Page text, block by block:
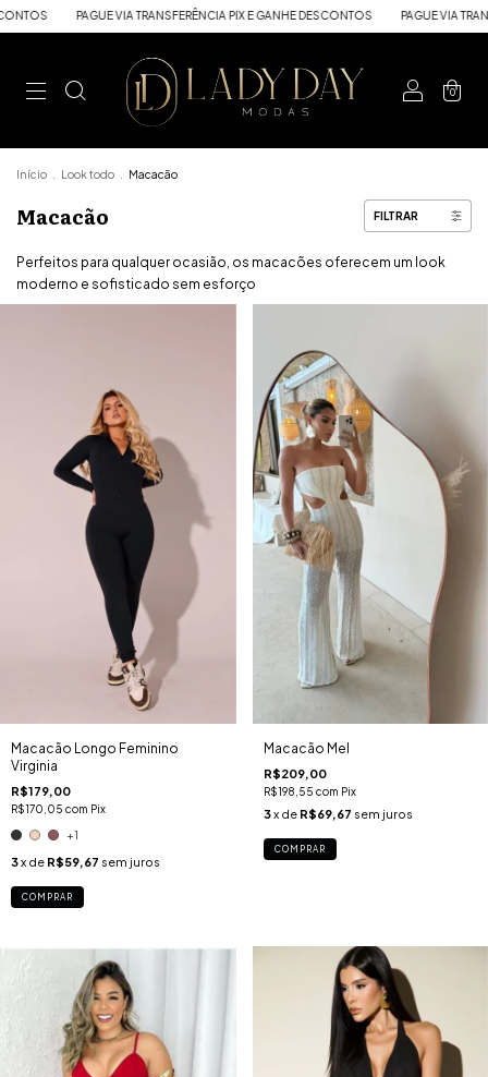
PAGUE VIA TRANSFERÊNCIA PIX E GANHE DESCONTOS PAGUE VIA
0
Início Look todo Macacão
Macacão FILTRAR
Perfeitos para qualquer ocasião, os macacões oferecem um look
moderno e sofisticado sem esforço
Macacão Longo Feminino
Virginia
R$179,00
R$170,05 com Pix
+1
3x de R$59,67 sem juros
COMPRAR
Macacão Mel
R$209,00
R$198,55 com Pix
3x de R$69,67 sem juros
COMPRAR